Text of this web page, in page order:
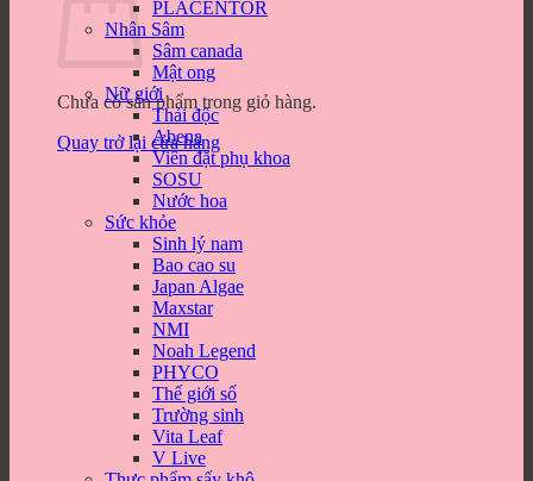
Chưa có sản phẩm trong giỏ hàng.
Quay trở lại cửa hàng
PLACENTOR
Nhân Sâm
Sâm canada
Mật ong
Nữ giới
Thải độc
Abena
Viên đặt phụ khoa
SOSU
Nước hoa
Sức khỏe
Sinh lý nam
Bao cao su
Japan Algae
Maxstar
NMI
Noah Legend
PHYCO
Thế giới số
Trường sinh
Vita Leaf
V Live